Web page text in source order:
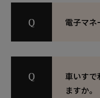
電子マネ
車いすで
ますか。